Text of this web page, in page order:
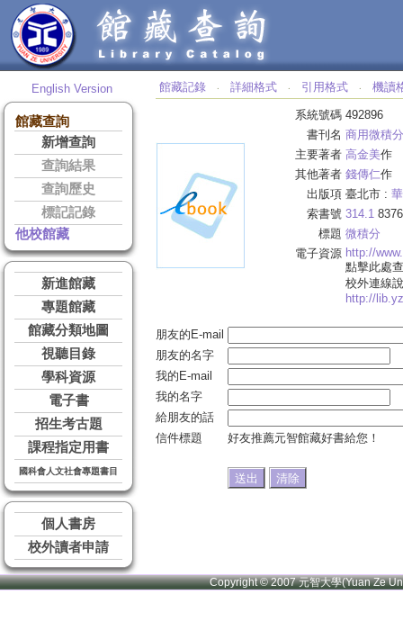
English Version
館藏查詢
新增查詢
查詢結果
查詢歷史
標記記錄
他校館藏
新進館藏
專題館藏
館藏分類地圖
視聽目錄
學科資源
電子書
招生考古題
課程指定用書
國科會人文社會專題書目
個人書房
校外讀者申請
館藏記錄 ‧ 詳細格式 ‧ 引用格式 ‧ 機讀
系統號碼 492896
書刊名 商用微積分
主要著者 高金美作
其他著者 錢傳仁作
出版項 臺北市 :
索書號 314.1 8376
標題 微積分
電子資源 http://
點擊此處
校外連線
http://
朋友的E-mail
朋友的名字
我的E-mail
我的名字
給朋友的話
信件標題
好友推薦元智館藏好書給您！
Copyright © 2007 元智大學(Yuan Ze